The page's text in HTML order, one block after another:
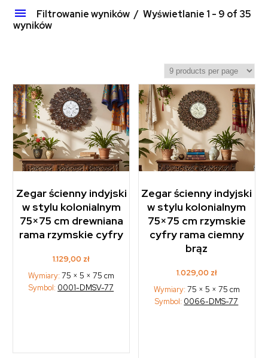
Filtrowanie wyników
Wyświetlanie 1 - 9 of 35
wyników
Zegar ścienny indyjski
w stylu kolonialnym
75×75 cm drewniana
rama rzymskie cyfry
1.129,00 zł
Wymiary:75 × 5 × 75 cm
Symbol: 0001-DMSV-77
Zegar ścienny indyjski
w stylu kolonialnym
75×75 cm rzymskie
cyfry rama ciemny
brąz
1.029,00 zł
Wymiary: 75 × 5 × 75 cm
Symbol: 0066-DMS-77